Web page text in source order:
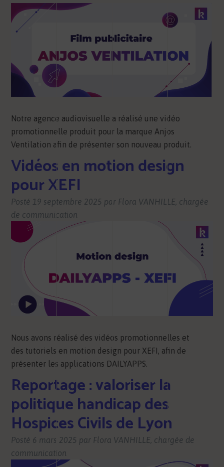
Notre agence audiovisuelle a réalisé une vidéo
promotionnelle produit pour la marque Anjos
Ventilation afin de présenter son nouveau produit.
Vidéos en motion design
pour XEFI
Posté 19 septembre 2025 par Flora VANHILLE, chargée
de communication
Nous avons réalisé des vidéos promotionnelles et
des tutoriels en motion design pour XEFI, afin de
présenter les applications DAILYAPPS.
Reportage : valoriser la
politique handicap des
Hospices Civils de Lyon
Posté 6 mars 2025 par Flora VANHILLE, chargée de
communication